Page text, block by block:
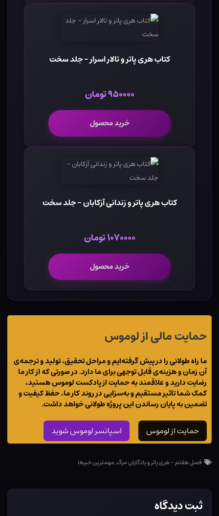
کتاب هری پاتر و تالار اسرار - جلد سخت
۹۵۰۰۰۰ تومان
خرید محصول
کتاب هری پاتر و زندانی آزکابان - جلد سخت
۱۰۷۰۰۰۰ تومان
خرید محصول
حمایت مالی از لوموس
ما راه طولانی را در پیش گرفته‌ایم و مراحل تحقیق، تولید و ترجمه‌ی
آن زمان و هزینه‌ی قابل توجهی برای ما دارد. در صورتی که از کار ما
رضایت دارید و علاقمند به حمایت از پادکست لوموس هستید،
کمک شما تاثیر مستقیم و به‌سزایی در روند کار ما، حفظ کیفیت و
تضمین به پایان رساندن این پروژه طولانی خواهد داشت.
حمایت از لوموس اسپانسر لوموس شوید
فصل هفتم - هری پاتر و یادگاران مرگ,مهمترین خبرها
ثبت دیدگاه